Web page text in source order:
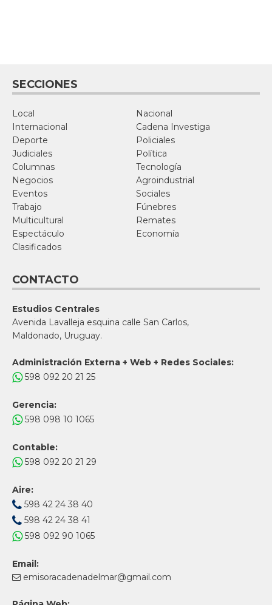
SECCIONES
Local
Nacional
Internacional
Cadena Investiga
Deporte
Policiales
Judiciales
Política
Columnas
Tecnología
Negocios
Agroindustrial
Eventos
Sociales
Trabajo
Fúnebres
Multicultural
Remates
Espectáculo
Economía
Clasificados
CONTACTO
Estudios Centrales
Avenida Lavalleja esquina calle San Carlos,
Maldonado, Uruguay.
Administración Externa + Web + Redes Sociales:
598 092 20 21 25
Gerencia:
598 098 10 1065
Contable:
598 092 20 21 29
Aire:
598 42 24 38 40
598 42 24 38 41
598 092 90 1065
Email:
emisoracadenadelmar@gmail.com